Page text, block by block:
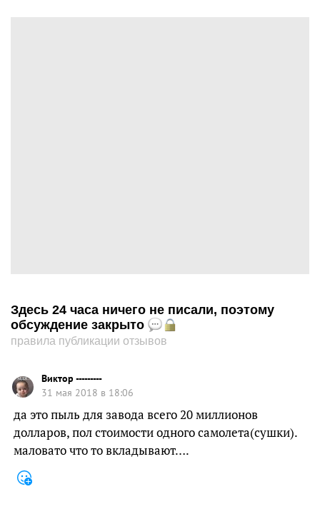
Здесь 24 часа ничего не писали, поэтому
обсуждение закрыто
правила публикации отзывов
Виктор ---------
31 мая 2018 в 18:06
да это пыль для завода всего 20 миллионов
долларов, пол стоимости одного самолета(сушки).
маловато что то вкладывают….